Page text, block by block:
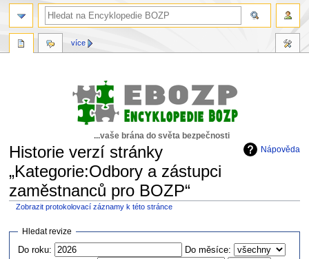
...vaše brána do světa bezpečnosti
Nápověda
Historie verzí stránky
„Kategorie:Odbory a zástupci
zaměstnanců pro BOZP“
Zobrazit protokolovací záznamy k této stránce
Skočit
navigaci
Skočit
vyhledávání
Hledat revize
Do roku:
Do měsíce:
více